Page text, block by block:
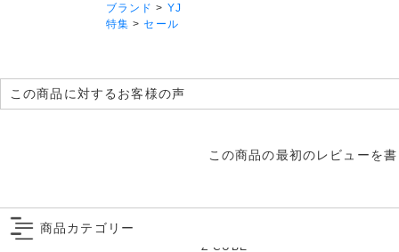
ブランド > YJ
特集 >セール
この商品に対するお客様の声
この商品の最初のレビューを
商品カテゴリー